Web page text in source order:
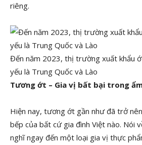
riêng.
Đến năm 2023, thị trường xuất khẩu
yếu là Trung Quốc và Lào
Tương ớt – Gia vị bất bại trong
Hiện nay, tương ớt gần như đã trở
bếp của bất cứ gia đình Việt nào. Nói
nghĩ ngay đến một loại gia vị thực